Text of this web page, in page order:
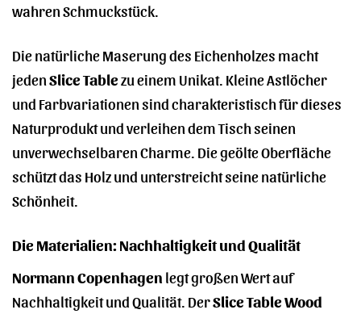
wahren Schmuckstück.
Die natürliche Maserung des Eichenholzes macht
jedenSlice Tablezu einem Unikat. Kleine Astlöcher
und Farbvariationen sind charakteristisch für dieses
Naturprodukt und verleihen dem Tisch seinen
unverwechselbaren Charme. Die geölte Oberfläche
schützt das Holz und unterstreicht seine natürliche
Schönheit.
Die Materialien: Nachhaltigkeit und Qualität
Normann Copenhagen legt großen Wert auf
Nachhaltigkeit und Qualität. DerSlice Table Wood